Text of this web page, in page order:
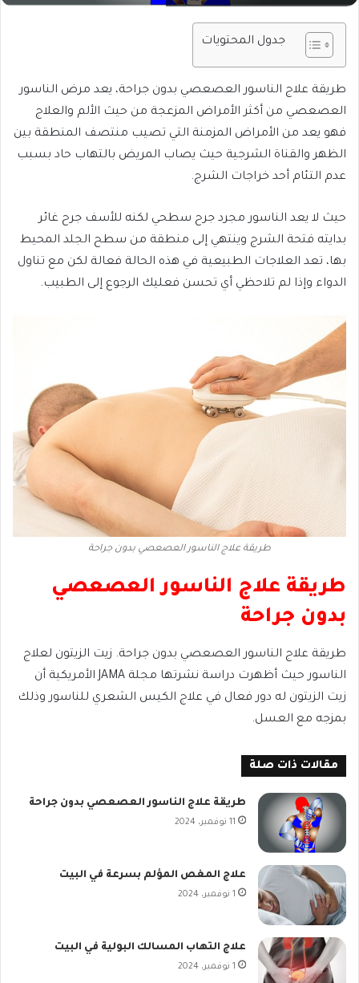
جدول المحتويات
طريقة علاج الناسور العصعصي بدون جراحة، يعد مرض الناسور
العصعصي من أكثر الأمراض المزعجة من حيث الألم والعلاج
فهو يعد من الأمراض المزمنة التي تصيب منتصف المنطقة بين
الظهر والقناة الشرجية حيث يصاب المريض بالتهاب حاد بسبب
عدم التئام أحد خراجات الشرج.
حيث لا يعد الناسور مجرد جرح سطحي لكنه للأسف جرح غائر
بدايته فتحة الشرج وينتهي إلى منطقة من سطح الجلد المحيط
بها، تعد العلاجات الطبيعية في هذه الحالة فعالة لكن مع تناول
الدواء وإذا لم تلاحظي أي تحسن فعليك الرجوع إلى الطبيب.
طريقة علاج الناسور العصعصي بدون جراحة
طريقة علاج الناسور العصعصي
بدون جراحة
طريقة علاج الناسور العصعصي بدون جراحة. زيت الزيتون لعلاج
الناسور حيث أظهرت دراسة نشرتها مجلة JAMA الأمريكية أن
زيت الزيتون له دور فعال في علاج الكيس الشعري للناسور وذلك
بمزجه مع العسل.
مقالات ذات صلة
طريقة علاج الناسور العصعصي بدون جراحة
11 نوفمبر، 2024
علاج المغص المؤلم بسرعة في البيت
1 نوفمبر، 2024
علاج التهاب المسالك البولية في البيت
1 نوفمبر، 2024